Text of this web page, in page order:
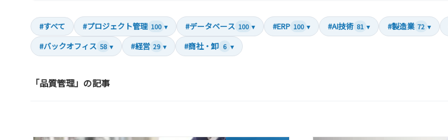
#すべて #プロジェクト管理 100 ▾ #データベース 100 ▾ #ERP 100 ▾ #AI技術 81 ▾ #製造業 72 ▾
#バックオフィス 58 ▾ #経営 29 ▾ #商社・卸 6 ▾
「品質管理」の記事